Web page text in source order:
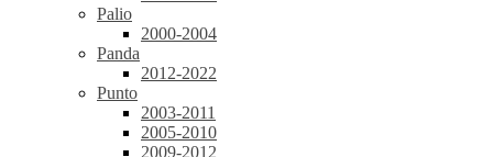
Palio
2000-2004
Panda
2012-2022
Punto
2003-2011
2005-2010
2009-2012